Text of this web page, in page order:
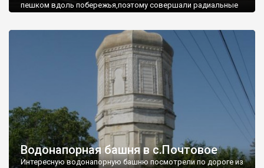
пешком вдоль побережья,поэтому совершали радиальные
Водонапорная башня в с.Почтовое
Интересную водонапорную башню посмотрели по дороге из